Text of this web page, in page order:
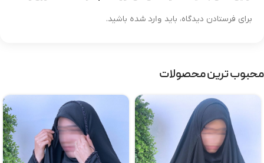
برای فرستادن دیدگاه، باید وارد شده باشید.
محبوب ترین محصولات